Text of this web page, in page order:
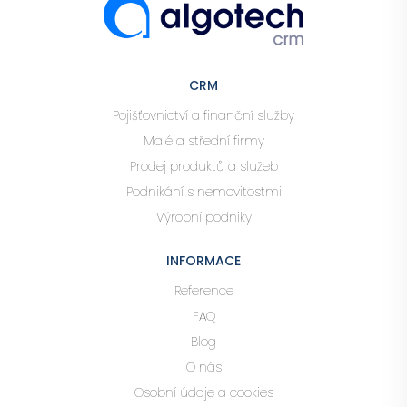
CRM
Pojišťovnictví a finanční služby
Malé a střední firmy
Prodej produktů a služeb
Podnikání s nemovitostmi
Výrobní podniky
INFORMACE
Reference
FAQ
Blog
O nás
Osobní údaje a cookies